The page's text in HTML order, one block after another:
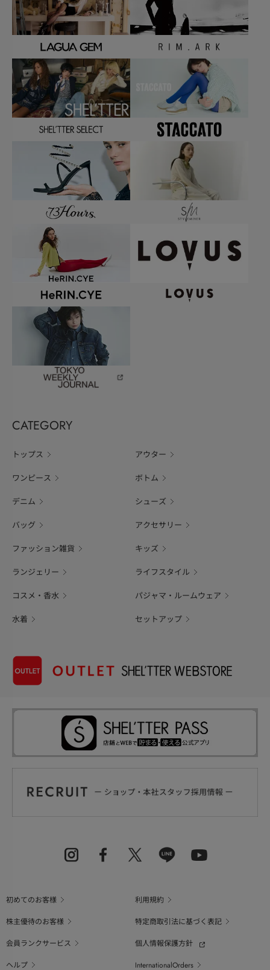
CATEGORY
トップス アウター
ワンピース ボトム
デニム シューズ
バッグ アクセサリー
ファッション雑貨 キッズ
ランジェリー ライフスタイル
コスメ・香水 パジャマ・ルームウェア
水着 セットアップ
初めてのお客様
利用規約
株主優待のお客様
特定商取引法に基づく表記
会員ランクサービス
個人情報保護方針
ヘルプ
InternationalOrders